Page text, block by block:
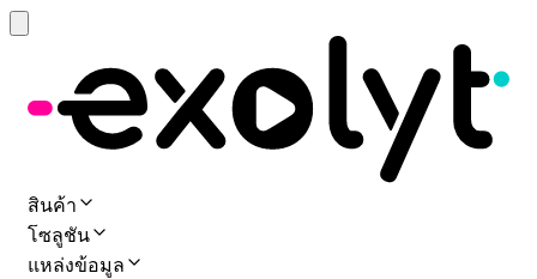
สินค้า
โซลูชัน
แหล่งข้อมูล